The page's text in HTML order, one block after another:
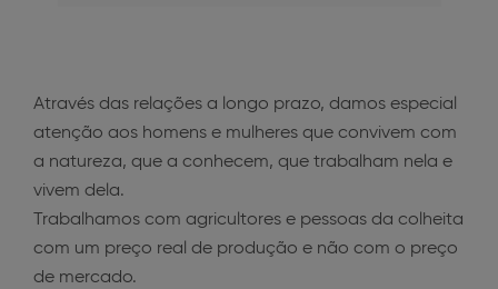
Através das relações a longo prazo, damos especial
atenção aos homens e mulheres que convivem com
a natureza, que a conhecem, que trabalham nela e
vivem dela.
Trabalhamos com agricultores e pessoas da colheita
com um preço real de produção e não com o preço
de mercado.